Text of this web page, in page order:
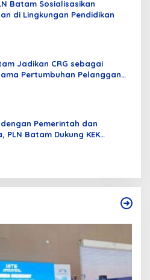
Batam Sosialisasikan
di Lingkungan Pendidikan
Jadikan CRG sebagai
Pertumbuhan Pelanggan
Infrastruktur
Pemerintah dan
PLN Batam Dukung KEK
sebagai Hub Energi Baru